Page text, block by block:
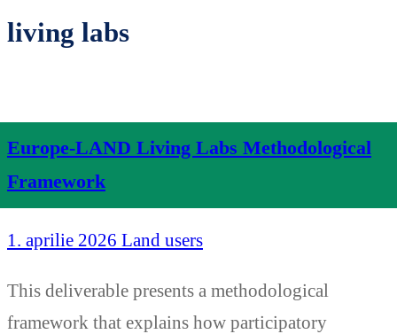
living labs
Europe-LAND Living Labs Methodological
Framework
1. aprilie 2026 Land users
This deliverable presents a methodological
framework that explains how participatory